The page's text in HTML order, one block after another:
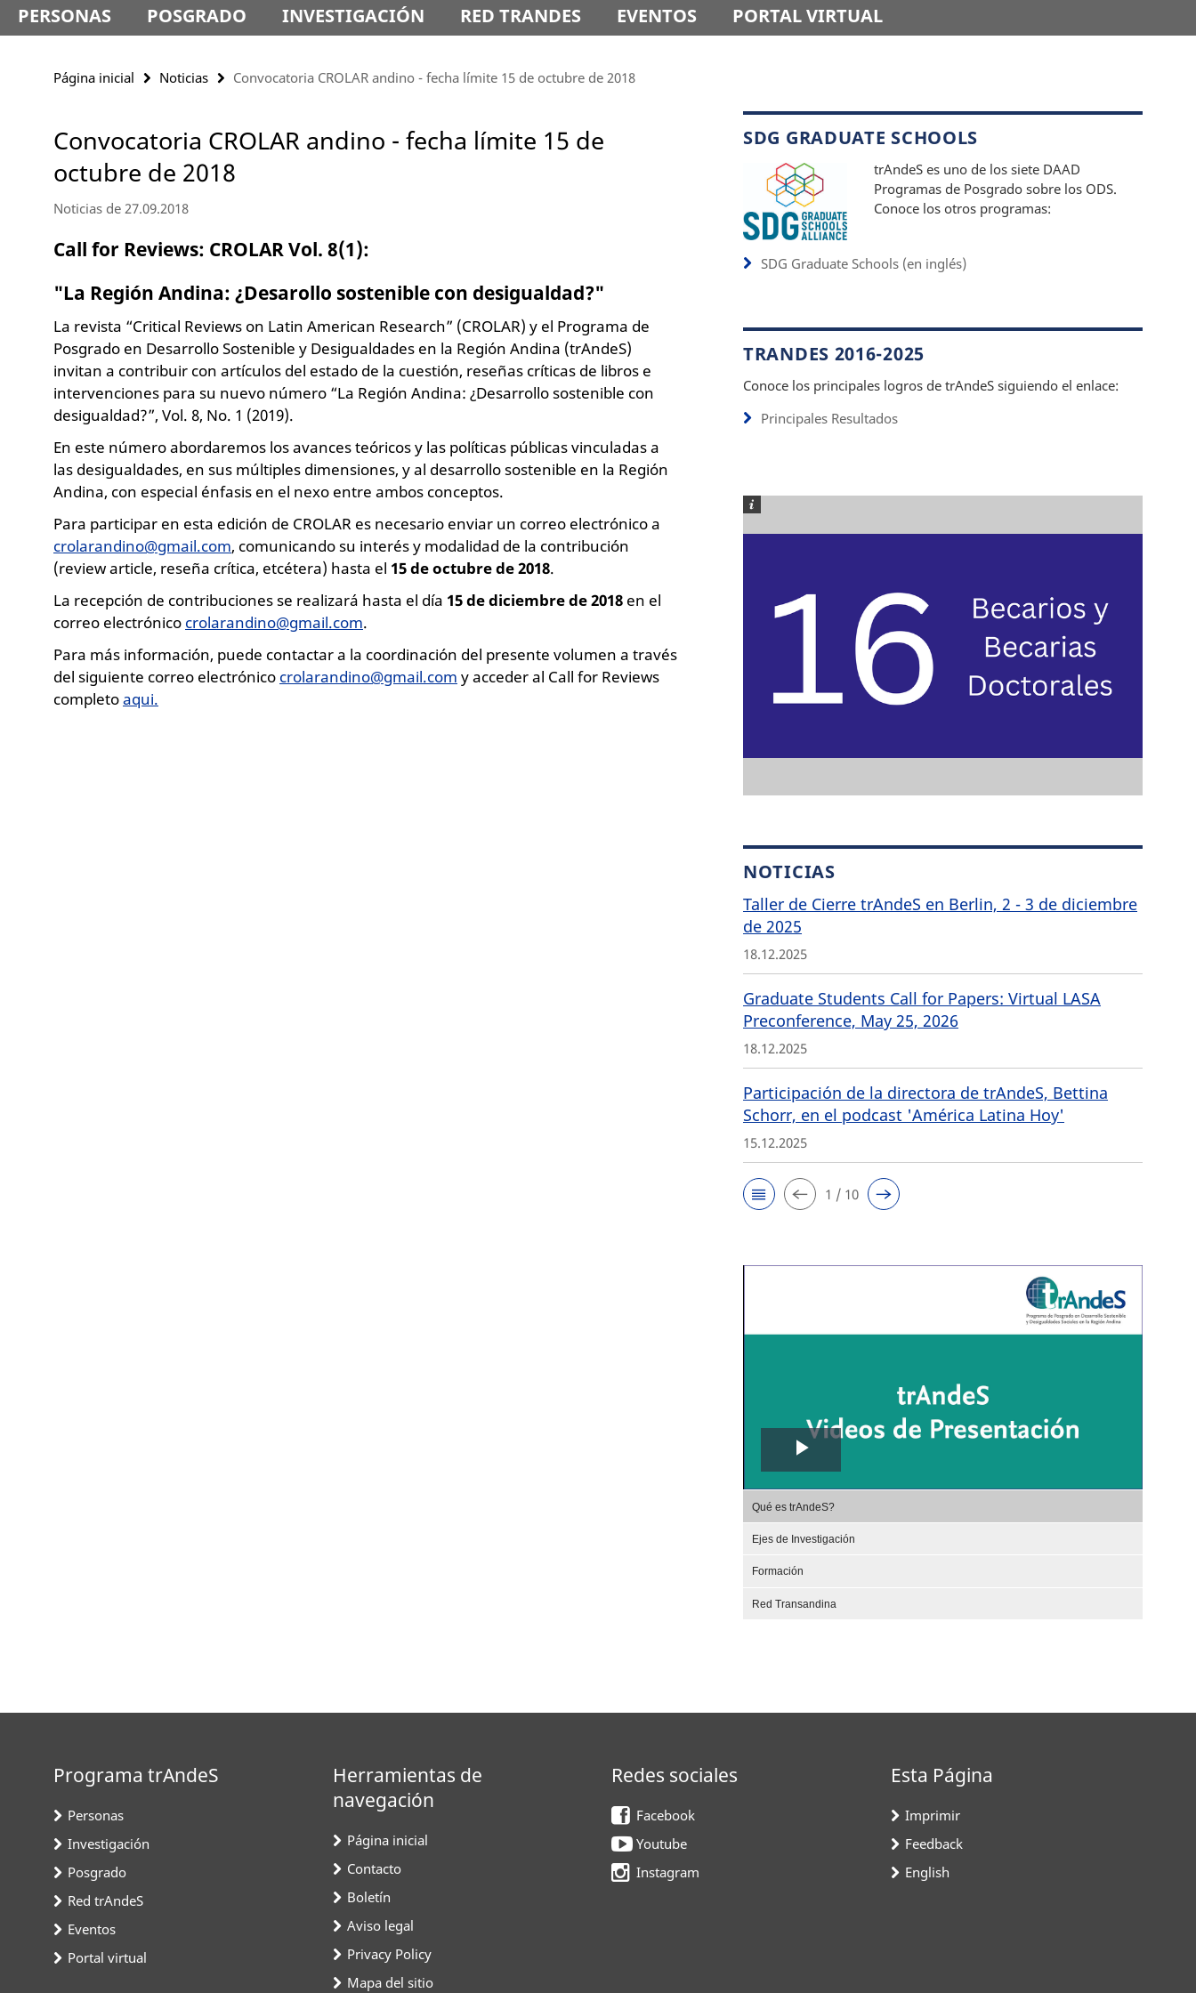
PERSONAS POSGRADO INVESTIGACIÓN RED TRANDES EVENTOS PORTAL VIRTUAL
Página inicial Noticias Convocatoria CROLAR andino - fecha límite 15 de octubre de 2018
Convocatoria CROLAR andino - fecha límite 15 de
octubre de 2018
Noticias de 27.09.2018
Call for Reviews: CROLAR Vol. 8(1):
"La Región Andina: ¿Desarollo sostenible con desigualdad?"
La revista “Critical Reviews on Latin American Research” (CROLAR) y el Programa de
Posgrado en Desarrollo Sostenible y Desigualdades en la Región Andina (trAndeS)
invitan a contribuir con artículos del estado de la cuestión, reseñas críticas de libros e
intervenciones para su nuevo número “La Región Andina: ¿Desarrollo sostenible con
desigualdad?”, Vol. 8, No. 1 (2019).
En este número abordaremos los avances teóricos y las políticas públicas vinculadas a
las desigualdades, en sus múltiples dimensiones, y al desarrollo sostenible en la Región
Andina, con especial énfasis en el nexo entre ambos conceptos.
Para participar en esta edición de CROLAR es necesario enviar un correo electrónico a
crolarandino@gmail.com, comunicando su interés y modalidad de la contribución
(review article, reseña crítica, etcétera) hasta el 15 de octubre de 2018.
La recepción de contribuciones se realizará hasta el día 15 de diciembre de 2018 en el
correo electrónico crolarandino@gmail.com.
Para más información, puede contactar a la coordinación del presente volumen a través
del siguiente correo electrónico crolarandino@gmail.com y acceder al Call for Reviews
completoaqui.
SDG GRADUATE SCHOOLS
trAndeS es uno de los siete DAAD
Programas de Posgrado sobre los ODS.
Conoce los otros programas:
SDG Graduate Schools (en inglés)
TRANDES 2016-2025
Conoce los principales logros de trAndeS siguiendo el enlace:
Principales Resultados
NOTICIAS
Taller de Cierre trAndeS en Berlin, 2 - 3 de diciembre
de 2025
18.12.2025
Graduate Students Call for Papers: Virtual LASA
Preconference, May 25, 2026
18.12.2025
Participación de la directora de trAndeS, Bettina
Schorr, en el podcast 'América Latina Hoy'
15.12.2025
1 / 10
Play
Video
Qué es trAndeS?
Ejes de Investigación
Formación
Red Transandina
Programa trAndeS
Personas
Investigación
Posgrado
Red trAndeS
Eventos
Portal virtual
Herramientas de
navegación
Página inicial
Contacto
Boletín
Aviso legal
Privacy Policy
Mapa del sitio
Redes sociales
Facebook
Youtube
Instagram
Esta Página
Imprimir
Feedback
English